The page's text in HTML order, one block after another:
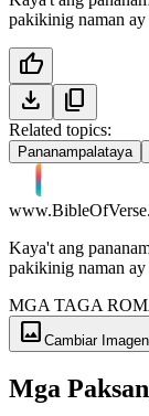
pakikinig naman
thumb_up
download
content_copy
Related topics:
Pananampalataya
Kaya't ang
pakikinig naman
MGA TAGA
image Cambiar Imagen
Mga